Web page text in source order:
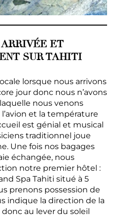
ARRIVÉE ET
SUR TAHITI
lorsque nous arrivons
jour donc nous n’avons
nous venons
et la température
est génial et musical
traditionnel joue
Une fois nos bagages
échangée, nous
notre premier hôtel :
Spa Tahiti situé à 5
prenons possession de
indique la direction de la
au lever du soleil